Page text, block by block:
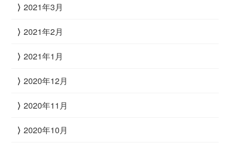
2021年3月
2021年2月
2021年1月
2020年12月
2020年11月
2020年10月